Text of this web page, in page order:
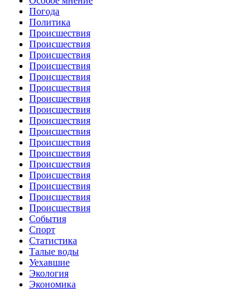
Погода
Политика
Происшествия
Происшествия
Происшествия
Происшествия
Происшествия
Происшествия
Происшествия
Происшествия
Происшествия
Происшествия
Происшествия
Происшествия
Происшествия
Происшествия
Происшествия
Происшествия
Происшествия
События
Спорт
Статистика
Талые воды
Уехавшие
Экология
Экономика